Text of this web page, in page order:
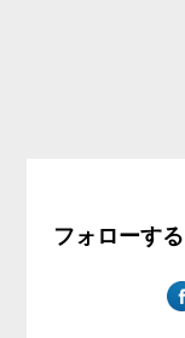
フォローす